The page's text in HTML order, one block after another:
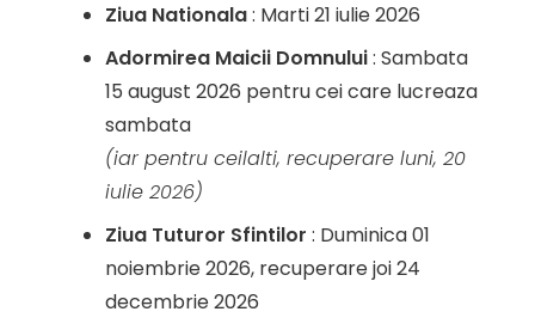
Ziua Nationala: Marti 21 iulie 2026
Adormirea Maicii Domnului: Sambata
15 august 2026 pentru cei care lucreaza
sambata
(iar pentru ceilalti, recuperare luni, 20
iulie 2026)
Ziua Tuturor Sfintilor : Duminica 01
noiembrie 2026, recuperare joi 24
decembrie 2026